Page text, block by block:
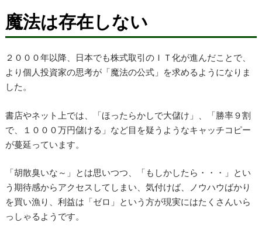
魔法は存在しない
２０００年以降、日本でも株式取引のＩＴ化が進んだことで、
より個人投資家の思考が「魔法の公式」を求めるようになりま
した。
書店やネット上では、「ほったらかしで大儲け」、「勝率９割
で、１０００万円儲ける」など目を疑うようなキャッチコピー
が蔓延っています。
「胡散臭いな～」とは思いつつ、「もしかしたら・・・」とい
う期待感からアクセスしてしまい、気付けば、ノウハウばかり
を買い漁り、利益は「ゼロ」という方が現実にはたくさんいら
っしゃるようです。